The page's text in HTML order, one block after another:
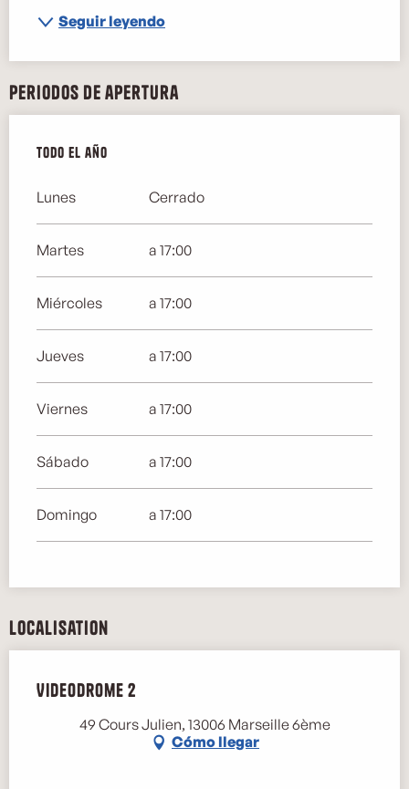
Seguir leyendo
Periodos de apertura
Todo el año
Todo el año
Lunes Cerrado
Martes a 17:00
Miércoles a 17:00
Jueves a 17:00
Viernes a 17:00
Sábado a 17:00
Domingo a 17:00
Localisation
Videodrome 2
49 Cours Julien, 13006 Marseille 6ème
Cómo llegar